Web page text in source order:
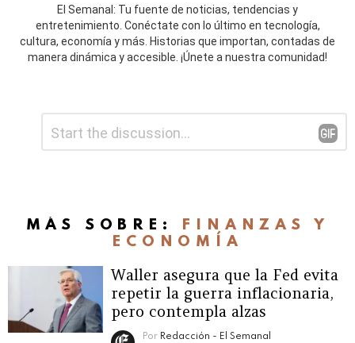
El Semanal: Tu fuente de noticias, tendencias y
entretenimiento. Conéctate con lo último en tecnología,
cultura, economía y más. Historias que importan, contadas de
manera dinámica y accesible. ¡Únete a nuestra comunidad!
MÁS SOBRE:
FINANZAS Y
ECONOMÍA
Waller asegura que la Fed evita
repetir la guerra inflacionaria,
pero contempla alzas
Por Redacción - El Semanal